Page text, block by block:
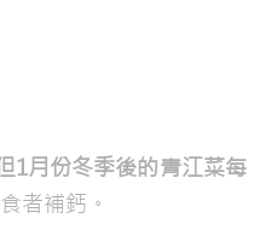
1月份冬季後的青江菜每
者補鈣。